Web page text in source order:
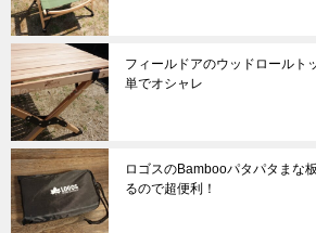
フィールドアのウッドロールト
単でオシャレ
ロゴスのBambooパタパタまな
るので超便利！